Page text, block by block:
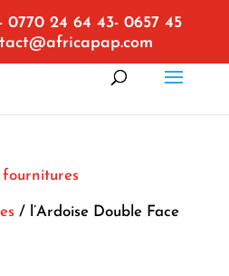
0770 24 64 43- 0657 45
/ l’Ardoise Double Face